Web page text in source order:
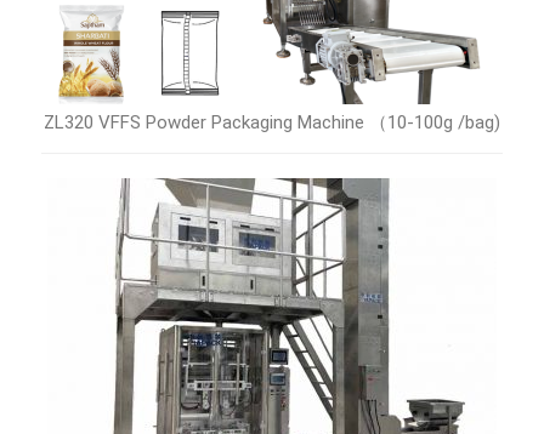
ZL320 VFFS Powder Packaging Machine （10-100g /bag)